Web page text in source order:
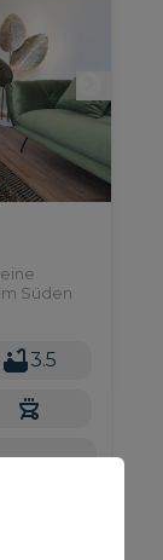
Süden
einem
3.5